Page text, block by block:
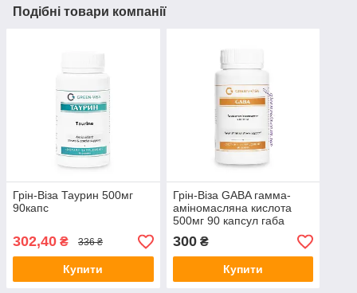
Подібні товари компанії
Грін-Віза Таурин 500мг
90капс
302,40 ₴ 336 ₴
Купити
Грін-Віза GABA гамма-
аміномасляна кислота
500мг 90 капсул габа
300₴
Купити